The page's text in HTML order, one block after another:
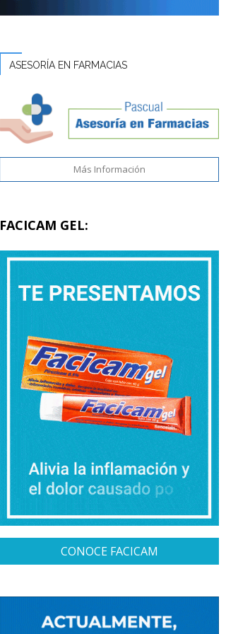
ASESORÍA EN FARMACIAS
Más Información
FACICAM GEL:
CONOCE FACICAM